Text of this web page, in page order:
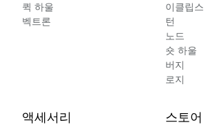
퀵 하울
벡트론
이클립스
턴
노드
숏 하울
버지
로지
액세서리 스토어